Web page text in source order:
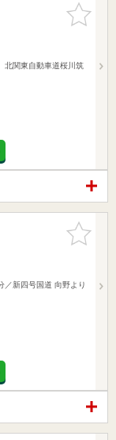
お気に入
りに追加
北関東自動車道桜川筑
お気に入
りに追加
／新四号国道 向野より